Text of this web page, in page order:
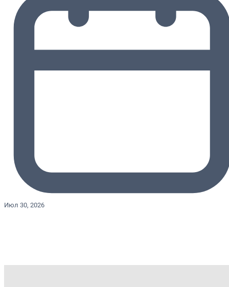
Июл 30, 2026